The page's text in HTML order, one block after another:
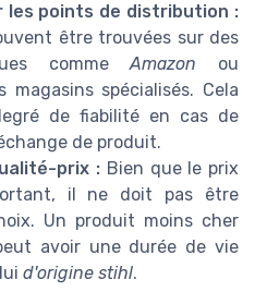
les points de distribution :
être trouvées sur des
commeAmazon ou
spécialisés. Cela
de fiabilité en cas de
de produit.
prix : Bien que le prix
il ne doit pas être
Un produit moins cher
avoir une durée de vie
d'origine stihl.